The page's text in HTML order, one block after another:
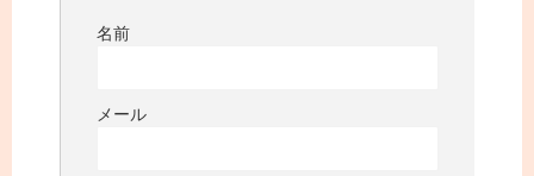
名前
メール